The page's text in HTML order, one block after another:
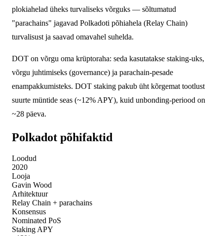
plokiahelad üheks turvaliseks võrguks — sõltumatud
"parachains" jagavad Polkadoti põhiahela (Relay Chain)
turvalisust ja saavad omavahel suhelda.
DOT on võrgu oma krüptoraha: seda kasutatakse staking-uks,
võrgu juhtimiseks (governance) ja parachain-pesade
enampakkumisteks. DOT staking pakub üht kõrgemat tootlust
suurte müntide seas (~12% APY), kuid unbonding-periood on
~28 päeva.
Polkadot põhifaktid
Loodud
2020
Looja
Gavin Wood
Arhitektuur
Relay Chain + parachains
Konsensus
Nominated PoS
Staking APY